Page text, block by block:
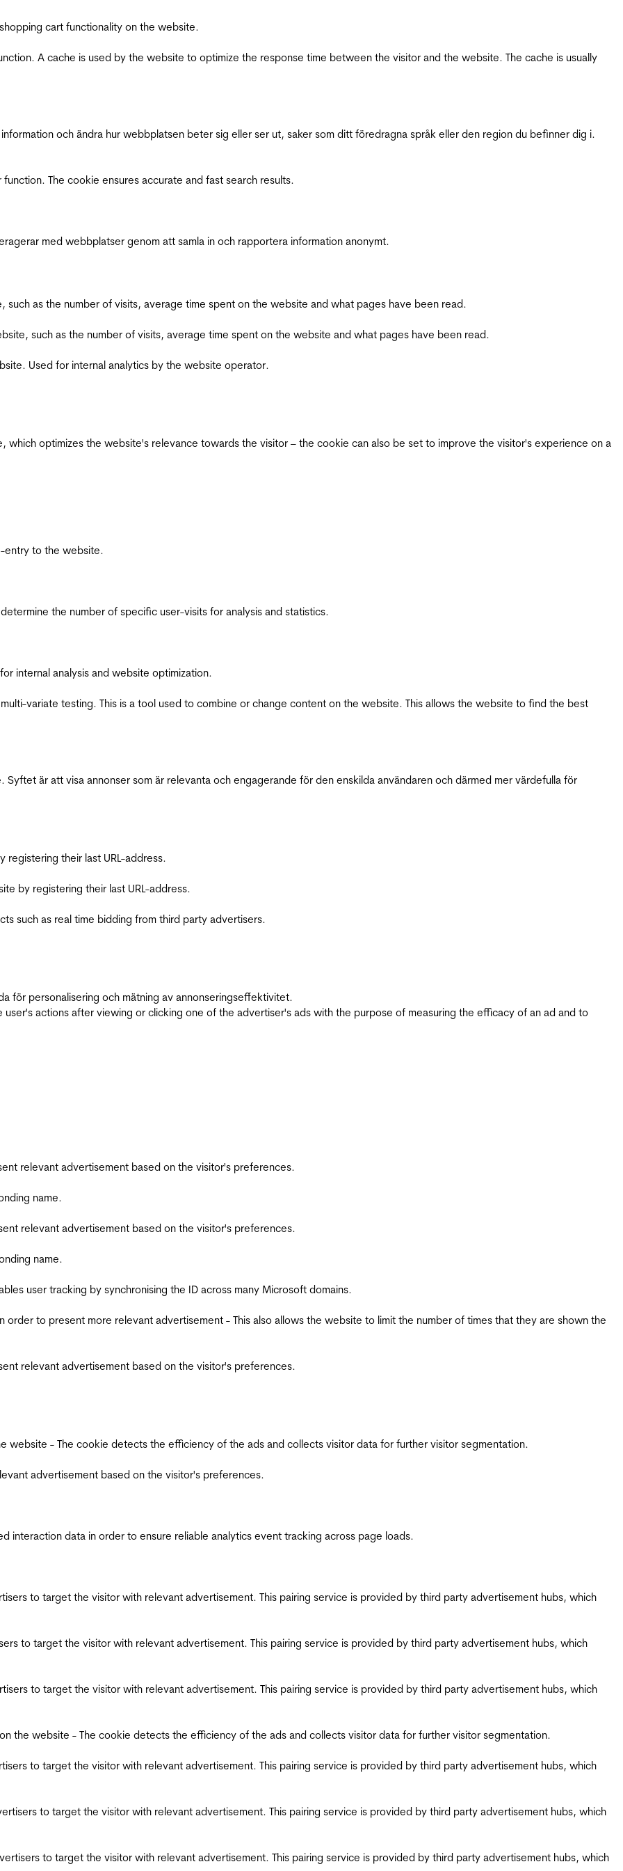
cart functionality on the website.
A cache is used by the website to optimize the response time between the visitor and the website. The cache is usually
och ändra hur webbplatsen beter sig eller ser ut, saker som ditt föredragna språk eller den region du befinner dig i.
The cookie ensures accurate and fast search results.
med webbplatser genom att samla in och rapportera information anonymt.
as the number of visits, average time spent on the website and what pages have been read.
such as the number of visits, average time spent on the website and what pages have been read.
Used for internal analytics by the website operator.
which optimizes the website's relevance towards the visitor – the cookie can also be set to improve the visitor's experience on a
entry to the website.
the number of specific user-visits for analysis and statistics.
internal analysis and website optimization.
variate testing. This is a tool used to combine or change content on the website. This allows the website to find the best
är att visa annonser som är relevanta och engagerande för den enskilda användaren och därmed mer värdefulla för
their last URL-address.
by registering their last URL-address.
such as real time bidding from third party advertisers.
för personalisering och mätning av annonseringseffektivitet.
actions after viewing or clicking one of the advertiser's ads with the purpose of measuring the efficacy of an ad and to
relevant advertisement based on the visitor's preferences.
name.
relevant advertisement based on the visitor's preferences.
name.
user tracking by synchronising the ID across many Microsoft domains.
to present more relevant advertisement - This also allows the website to limit the number of times that they are shown the
relevant advertisement based on the visitor's preferences.
website - The cookie detects the efficiency of the ads and collects visitor data for further visitor segmentation.
advertisement based on the visitor's preferences.
interaction data in order to ensure reliable analytics event tracking across page loads.
to target the visitor with relevant advertisement. This pairing service is provided by third party advertisement hubs, which
to target the visitor with relevant advertisement. This pairing service is provided by third party advertisement hubs, which
to target the visitor with relevant advertisement. This pairing service is provided by third party advertisement hubs, which
the website - The cookie detects the efficiency of the ads and collects visitor data for further visitor segmentation.
to target the visitor with relevant advertisement. This pairing service is provided by third party advertisement hubs, which
to target the visitor with relevant advertisement. This pairing service is provided by third party advertisement hubs, which
to target the visitor with relevant advertisement. This pairing service is provided by third party advertisement hubs, which